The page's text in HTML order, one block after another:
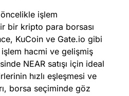
işlem
bir kripto para borsası
KuCoin ve Gate.io gibi
hacmi ve gelişmiş
NEAR satışı için ideal
hızlı eşleşmesi ve
borsa seçiminde göz